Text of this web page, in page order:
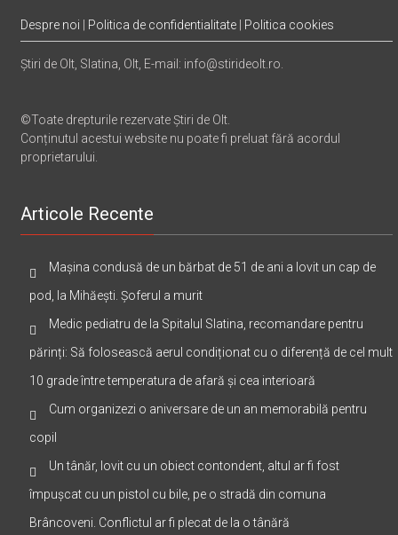
Despre noi Politica de confidentialitate Politica cookies
Știri de Olt, Slatina, Olt, E-mail: info@stirideolt.ro.
©Toate drepturile rezervate Știri de Olt.
Conținutul acestui website nu poate fi preluat fără acordul
proprietarului.
Articole Recente
Mașina condusă de un bărbat de 51 de ani a lovit un cap de
pod, la Mihăești. Șoferul a murit
Medic pediatru de la Spitalul Slatina, recomandare pentru
părinți: Să folosească aerul condiționat cu o diferență de cel mult
10 grade între temperatura de afară și cea interioară
Cum organizezi o aniversare de un an memorabilă pentru
copil
Un tânăr, lovit cu un obiect contondent, altul ar fi fost
împușcat cu un pistol cu bile, pe o stradă din comuna
Brâncoveni. Conflictul ar fi plecat de la o tânără